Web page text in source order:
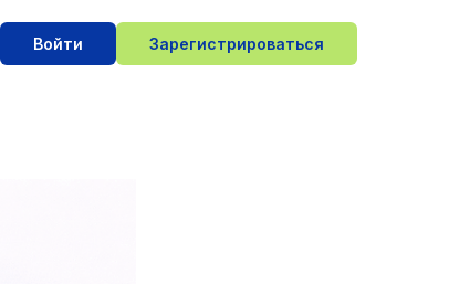
Войти Зарегистрироваться